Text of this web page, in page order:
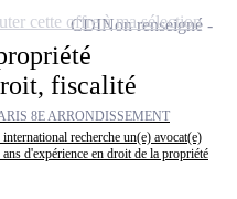
fiscalité
8E ARRONDISSEMENT
recherche un(e) avocat(e)
d'expérience en droit de la propriété
CDINon renseigné
cette offre à ma sélection